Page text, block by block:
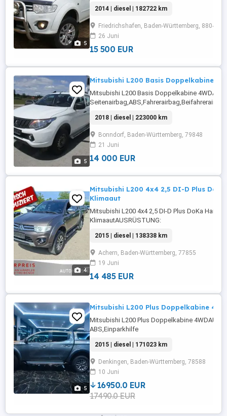
5
...
2014 | diesel | 182722 km
Friedrichshafen, Baden-Württemberg, 88046
26 Juni
15 500 EUR
5
Mitsubishi L200 Basis Doppelkabine
Mitsubishi L200 Basis Doppelkabine
Scheiben,Wegfahrsperre,Isofix,Allrad,HU/AU
neu,Scheckheftgepflegt,PartikelfilterNächste ...
2018 | diesel | 223000 km
Bonndorf, Baden-Württemberg, 79848
21 Juni
14 000 EUR
4
Mitsubishi L200 4x4 2,5 DI-D Plus
Klimaaut
Mitsubishi L200 4x4 2,5 DI-D Plus DoKa
KlimaautAUSRÜSTUNG:
...
2015 | diesel | 138338 km
Achern, Baden-Württemberg, 77855
19 Juni
14 485 EUR
5
Mitsubishi L200 Plus Doppelkabine 4WD
Mitsubishi L200 Plus Doppelkabine
ABS,Einparkhilfe
...
2015 | diesel | 171023 km
Denkingen, Baden-Württemberg, 78588
10 Juni
16950.0 EUR
17490.0 EUR